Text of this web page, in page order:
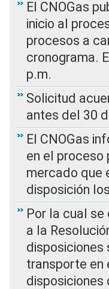
El CNOGas
inicio al
procesos a
cronograma.
p.m.
Solicitud
antes del 30
El CNOGas
en el
mercado que
disposición
Por la cual se
a la
disposiciones
transporte en
disposiciones